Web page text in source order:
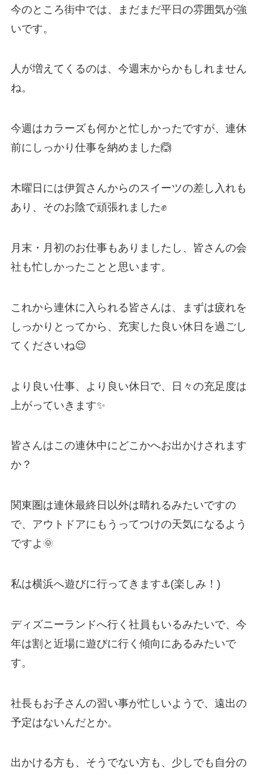
今のところ街中では、まだまだ平日の雰囲気が強
いです。
人が増えてくるのは、今週末からかもしれません
ね。
今週はカラーズも何かと忙しかったですが、連休
前にしっかり仕事を納めました🙆
木曜日には伊賀さんからのスイーツの差し入れも
あり、そのお陰で頑張れました✊
月末・月初のお仕事もありましたし、皆さんの会
社も忙しかったことと思います。
これから連休に入られる皆さんは、まずは疲れを
しっかりとってから、充実した良い休日を過ごし
てくださいね😌
より良い仕事、より良い休日で、日々の充足度は
上がっていきます✨
皆さんはこの連休中にどこかへお出かけされます
か？
関東圏は連休最終日以外は晴れるみたいですの
で、アウトドアにもうってつけの天気になるよう
ですよ🌞
私は横浜へ遊びに行ってきます⚓(楽しみ！)
ディズニーランドへ行く社員もいるみたいで、今
年は割と近場に遊びに行く傾向にあるみたいで
す。
社長もお子さんの習い事が忙しいようで、遠出の
予定はないんだとか。
出かける方も、そうでない方も、少しでも自分の